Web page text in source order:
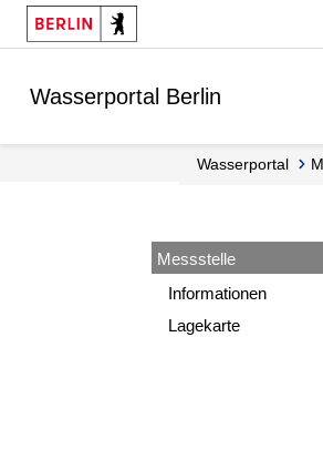
Springe zur Navigation
Springe zum Inhalt
Wasserportal Berlin
Wasserportal
Messstelle
Informationen
Lagekarte